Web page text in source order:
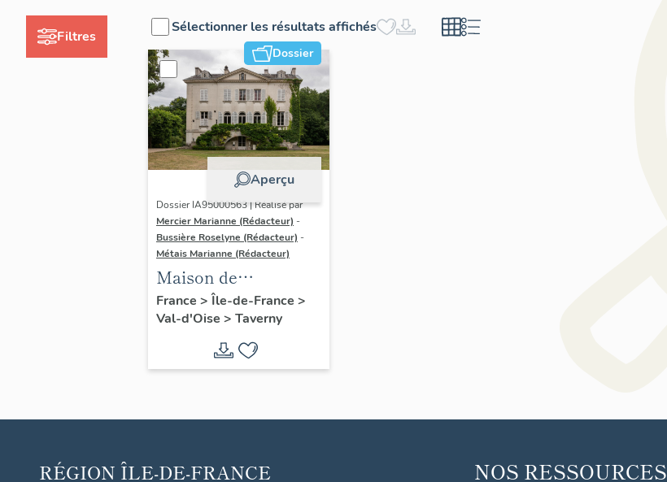
Filtres
Sélectionner les résultats affichés
Dossier
Aperçu
Dossier IA95000563 | Réalisé par
Mercier Marianne (Rédacteur) -
Bussière Roselyne (Rédacteur) -
Métais Marianne (Rédacteur)
Maison de
villégiature, dite
château de Boissy
France > Île-de-France >
Val-d'Oise > Taverny
RÉGION ÎLE-DE-FRANCE NOS RESSOURCES